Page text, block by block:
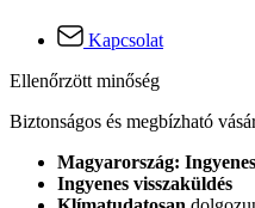
Kapcsolat
Ellenőrzött minőség
Biztonságos és megbízható
Magyarország:
Ingyenes visszaküldés